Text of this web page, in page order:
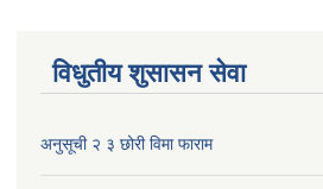
विधुतीय शुसासन सेवा
अनुसूची २ ३ छोरी विमा फाराम